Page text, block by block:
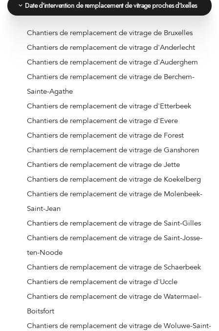
Date d'intervention de remplacement de vitrage proches d'Ixelles
Chantiers de remplacement de vitrage de Bruxelles
Chantiers de remplacement de vitrage d'Anderlecht
Chantiers de remplacement de vitrage d'Auderghem
Chantiers de remplacement de vitrage de Berchem-
Sainte-Agathe
Chantiers de remplacement de vitrage d'Etterbeek
Chantiers de remplacement de vitrage d'Evere
Chantiers de remplacement de vitrage de Forest
Chantiers de remplacement de vitrage de Ganshoren
Chantiers de remplacement de vitrage de Jette
Chantiers de remplacement de vitrage de Koekelberg
Chantiers de remplacement de vitrage de Molenbeek-
Saint-Jean
Chantiers de remplacement de vitrage de Saint-Gilles
Chantiers de remplacement de vitrage de Saint-Josse-
ten-Noode
Chantiers de remplacement de vitrage de Schaerbeek
Chantiers de remplacement de vitrage d'Uccle
Chantiers de remplacement de vitrage de Watermael-
Boitsfort
Chantiers de remplacement de vitrage de Woluwe-Saint-